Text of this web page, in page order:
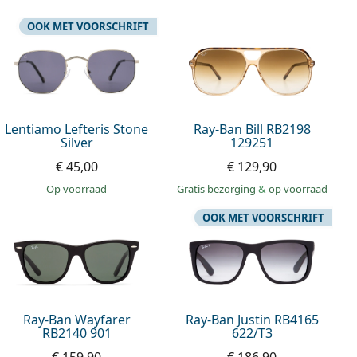
Lentiamo Lefteris Stone
Silver
OOK MET VOORSCHRIFT
€ 45,00
op voorraad
Ray-Ban Bill RB2198
129251
€ 129,90
Gratis bezorging & op voorraad
Ray-Ban Wayfarer
RB2140 901
Ray-Ban Justin RB4165
622/T3
OOK MET VOORSCHRIFT